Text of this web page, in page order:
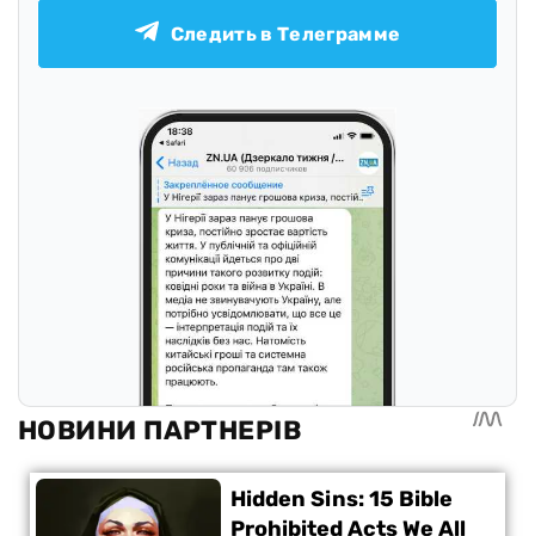
Следить в Телеграмме